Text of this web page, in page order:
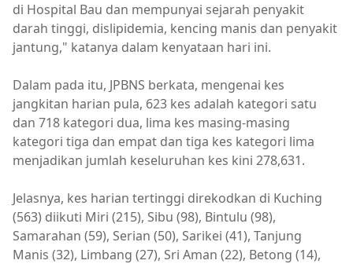
di Hospital Bau dan mempunyai sejarah penyakit
darah tinggi, dislipidemia, kencing manis dan penyakit
jantung," katanya dalam kenyataan hari ini.
Dalam pada itu, JPBNS berkata, mengenai kes
jangkitan harian pula, 623 kes adalah kategori satu
dan 718 kategori dua, lima kes masing-masing
kategori tiga dan empat dan tiga kes kategori lima
menjadikan jumlah keseluruhan kes kini 278,631.
Jelasnya, kes harian tertinggi direkodkan di Kuching
(563) diikuti Miri (215), Sibu (98), Bintulu (98),
Samarahan (59), Serian (50), Sarikei (41), Tanjung
Manis (32), Limbang (27), Sri Aman (22), Betong (14),